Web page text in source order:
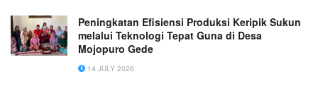
Peningkatan Efisiensi Produksi Keripik Sukun
melalui Teknologi Tepat Guna di Desa
Mojopuro Gede
14 JULY 2026